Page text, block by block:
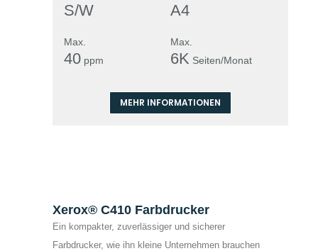
S/W A4
Max.
40 ppm
Max.
6K Seiten/Monat
MEHR INFORMATIONEN
Xerox® C410 Farbdrucker
Ein kompakter, zuverlässiger und sicherer
Farbdrucker, wie ihn kleine Unternehmen brauchen